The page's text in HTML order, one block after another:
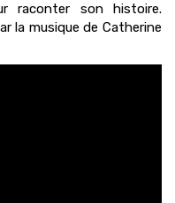
raconter son histoire.
la musique de Catherine